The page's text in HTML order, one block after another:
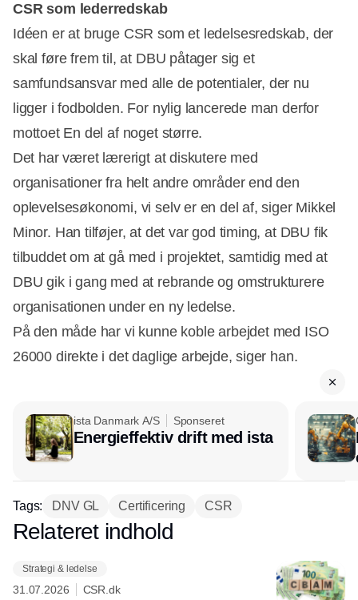
CSR som lederredskab
Idéen er at bruge CSR som et ledelsesredskab, der
skal føre frem til, at DBU påtager sig et
samfundsansvar med alle de potentialer, der nu
ligger i fodbolden. For nylig lancerede man derfor
mottoet En del af noget større.
Det har været lærerigt at diskutere med
organisationer fra helt andre områder end den
oplevelsesøkonomi, vi selv er en del af, siger Mikkel
Minor. Han tilføjer, at det var god timing, at DBU fik
tilbuddet om at gå med i projektet, samtidig med at
DBU gik i gang med at rebrande og omstrukturere
organisationen under en ny ledelse.
På den måde har vi kunne koble arbejdet med ISO
26000 direkte i det daglige arbejde, siger han.
ista Danmark A/S Sponseret
Energieffektiv drift med ista
Tags: DNV GL Certificering CSR
Annonce
Relateret indhold
Strategi & ledelse
31.07.2026 CSR.dk